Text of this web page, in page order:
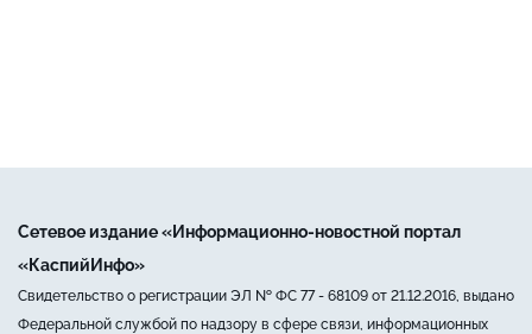
Сетевое издание «Информационно-новостной портал
«КаспийИнфо»
Свидетельство о регистрации ЭЛ № ФС 77 - 68109 от 21.12.2016, выдано
Федеральной службой по надзору в сфере связи, информационных